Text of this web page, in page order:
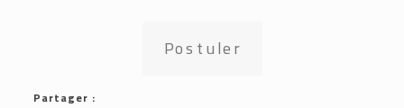
Postuler
Partager :